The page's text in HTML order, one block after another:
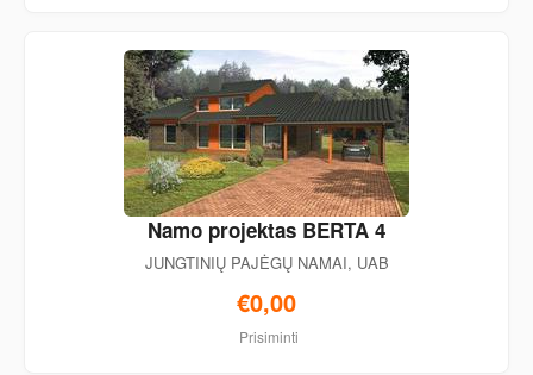
Namo projektas BERTA 4
JUNGTINIŲ PAJĖGŲ NAMAI, UAB
€0,00
Prisiminti